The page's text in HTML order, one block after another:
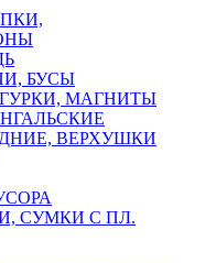
БУСЫ
МАГНИТЫ
ВЕРХУШКИ
СУМКИ С ПЛ.